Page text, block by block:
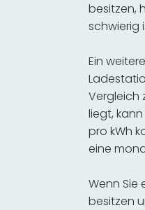
besitzen,
schwierig
Ein
Vergleich
liegt,
pro kWh
eine
Wenn Sie
besitzen